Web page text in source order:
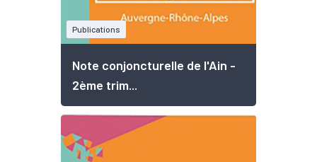
Publications
Note conjoncturelle de l'Ain -
2ème trim...